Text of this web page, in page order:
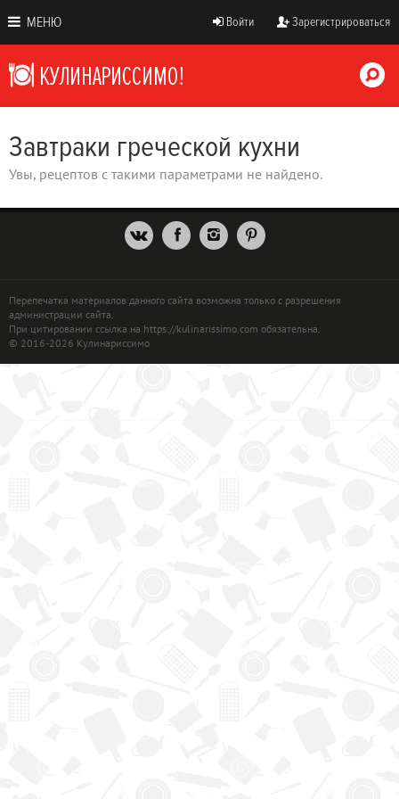
МЕНЮ Войти Зарегистрироваться
Завтраки греческой кухни
Увы, рецептов с такими параметрами не найдено.
Перепечатка материалов данного сайта возможна только с разрешения
администрации сайта.
При цитировании ссылка на https://kulinarissimo.com обязательна.
© 2016-2026 Кулинариссимо